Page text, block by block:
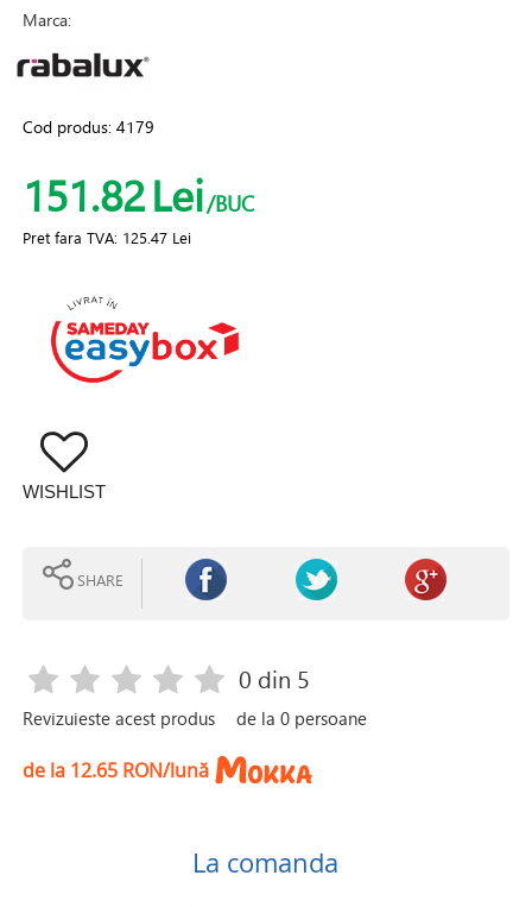
Marca:
Cod produs:4179
151.82Lei/BUC
Pret fara TVA: 125.47 Lei
WISHLIST
SHARE
Revizuieste acest produs
0 din 5
de la0 persoane
de la 12.65 RON/lună
La comanda